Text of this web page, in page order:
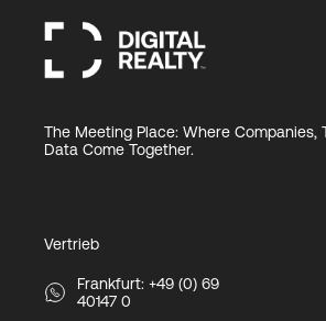
The Meeting Place: Where Companies,
Data Come Together.
Vertrieb
Frankfurt: +49 (0) 69
40147 0